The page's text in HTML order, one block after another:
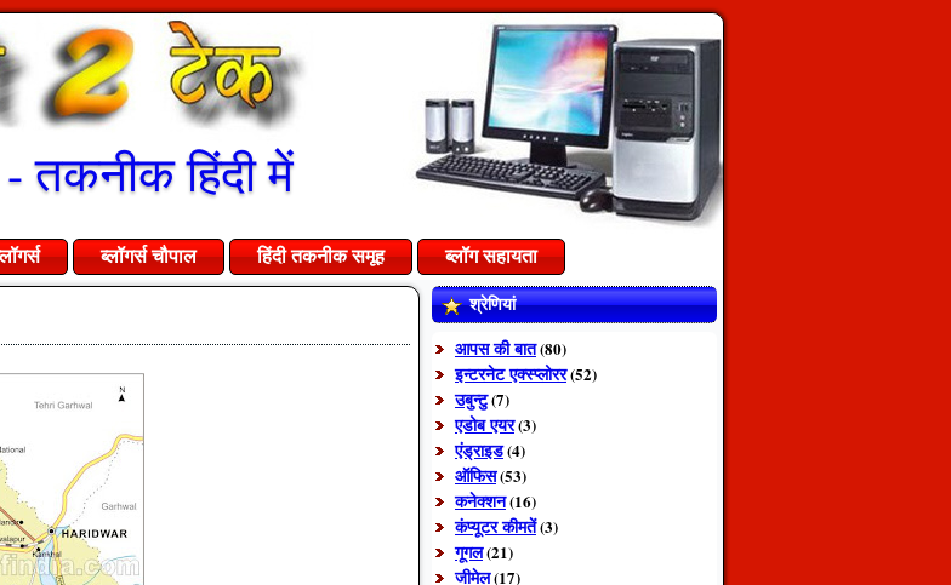
तकनीक हिंदी में
ब्लॉगर्स चौपाल हिंदी तकनीक समूह ब्लॉग सहायता
श्रेणियां
आपस की बात(80)
इन्टरनेट एक्स्प्लोरर(52)
उबुन्टु(7)
एडोब एयर(3)
एंड्राइड(4)
ऑफिस(53)
कनेक्शन(16)
कंप्यूटर कीमतें(3)
गूगल(21)
जीमेल(17)